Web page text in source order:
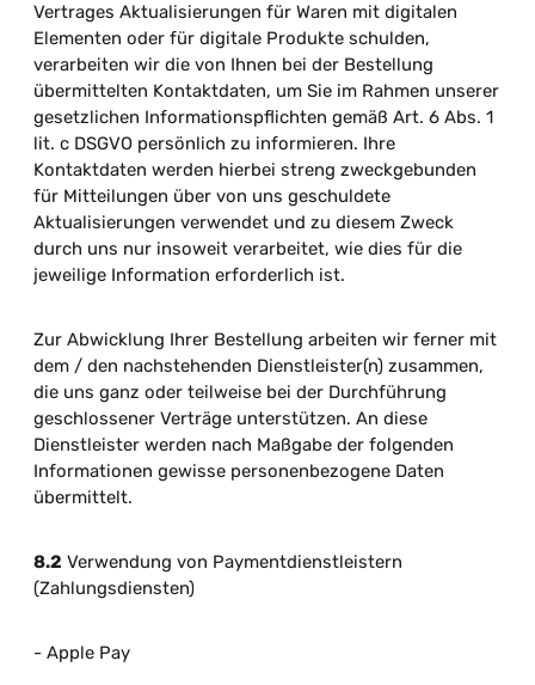
Vertrages Aktualisierungen für Waren mit digitalen
Elementen oder für digitale Produkte schulden,
verarbeiten wir die von Ihnen bei der Bestellung
übermittelten Kontaktdaten, um Sie im Rahmen unserer
gesetzlichen Informationspflichten gemäß Art. 6 Abs. 1
lit. c DSGVO persönlich zu informieren. Ihre
Kontaktdaten werden hierbei streng zweckgebunden
für Mitteilungen über von uns geschuldete
Aktualisierungen verwendet und zu diesem Zweck
durch uns nur insoweit verarbeitet, wie dies für die
jeweilige Information erforderlich ist.
Zur Abwicklung Ihrer Bestellung arbeiten wir ferner mit
dem / den nachstehenden Dienstleister(n) zusammen,
die uns ganz oder teilweise bei der Durchführung
geschlossener Verträge unterstützen. An diese
Dienstleister werden nach Maßgabe der folgenden
Informationen gewisse personenbezogene Daten
übermittelt.
8.2 Verwendung von Paymentdienstleistern
(Zahlungsdiensten)
- Apple Pay